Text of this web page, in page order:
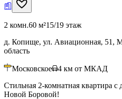
2 комн.60 м²15/19 этаж
д. Копище, ул. Авиационная, 51,
область
Московское 4 км от МКАД
Стильная 2-комнатная квартира
Новой Боровой!